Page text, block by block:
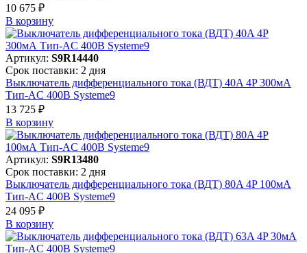
10 675 ₽
В корзинy
Артикул: S9R14440
Срок поставки: 2 дня
Выключатель дифференциального тока (ВДТ) 40A 4P 300мА
Тип-AC 400В Systeme9
13 725 ₽
В корзинy
Артикул: S9R13480
Срок поставки: 2 дня
Выключатель дифференциального тока (ВДТ) 80A 4P 100мА
Тип-AC 400В Systeme9
24 095 ₽
В корзинy